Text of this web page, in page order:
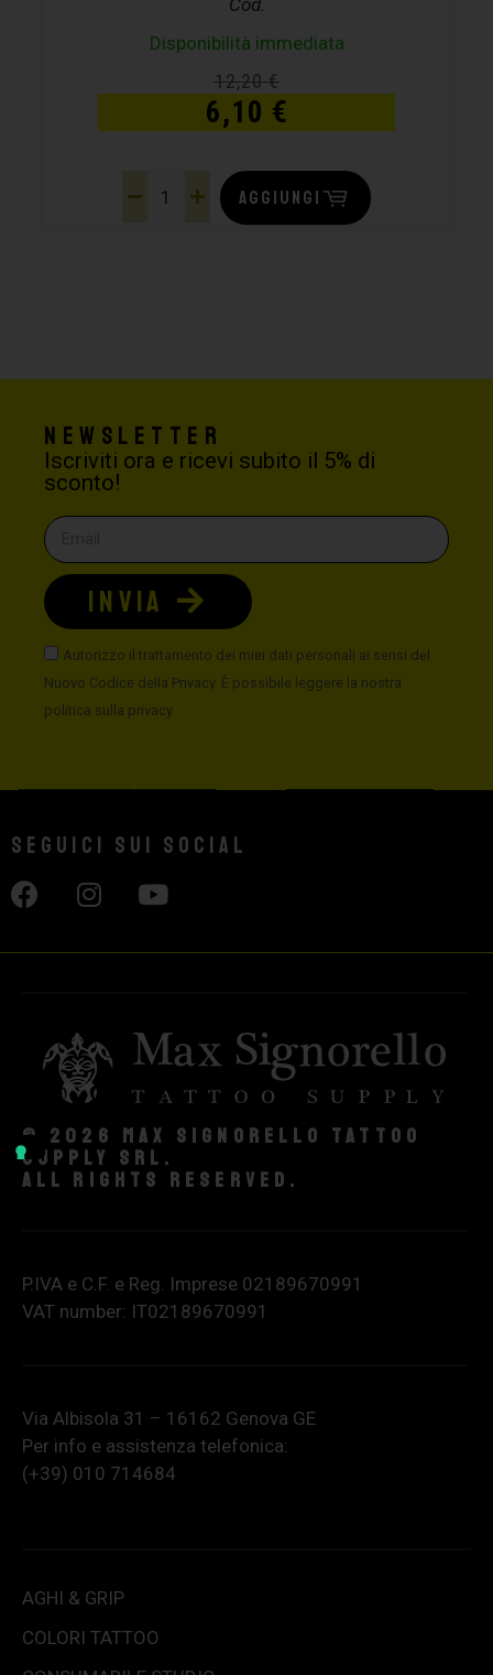
Cod.
Disponibilità immediata
12,20€
6,10 €
AGGIUNGI
Newsletter
Iscriviti ora e ricevi subito il 5% di
sconto!
Autorizzo il trattamento dei miei dati personali ai sensi del
Nuovo Codice della Privacy. È possibile leggere la nostra
politica sulla privacy
INVIA
Seguici sui social
© 2026 Max Signorello Tattoo
supply srl.
All rights reserved.
P.IVA e C.F. e Reg. Imprese 02189670991
VAT number: IT02189670991
Via Albisola 31 – 16162 Genova GE
Per info e assistenza telefonica:
(+39) 010 714684
AGHI & GRIP
COLORI TATTOO